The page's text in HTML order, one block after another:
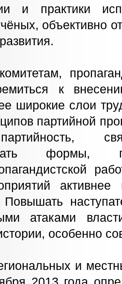
и практики
объективно
к
широкие слои
партийной
партийность,
формы,
активнее
Повышать
атаками
особенно
и